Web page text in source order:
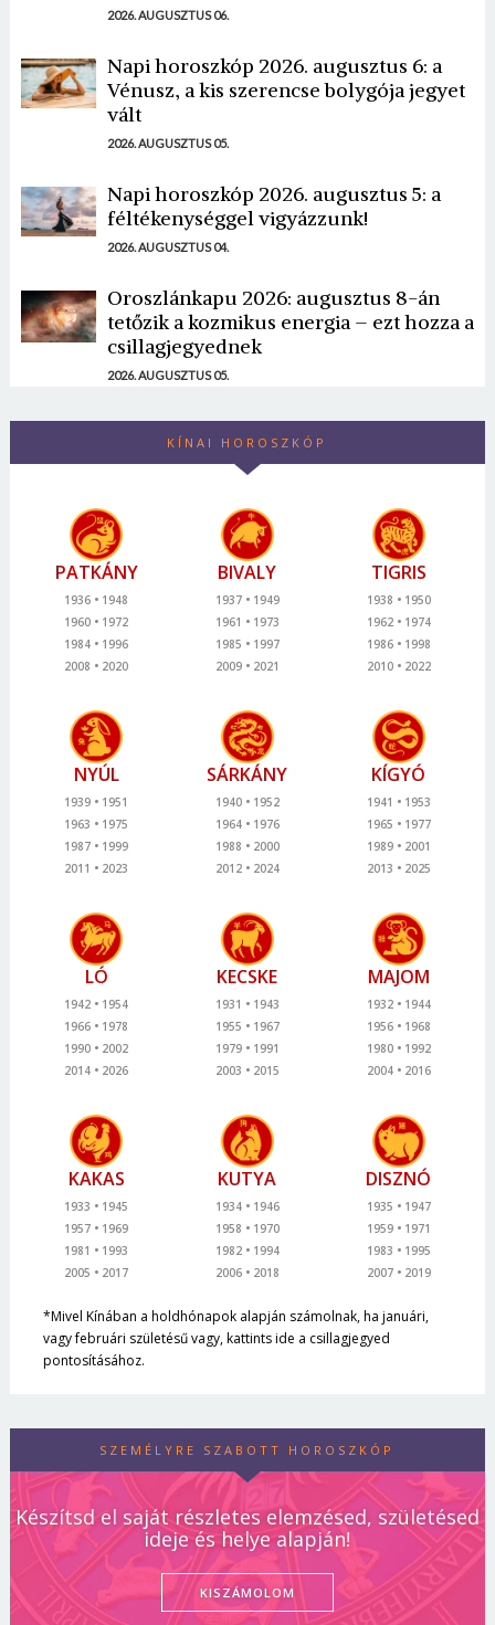
2026. AUGUSZTUS 06.
Napi horoszkóp 2026. augusztus 6: a
Vénusz, a kis szerencse bolygója jegyet
vált
2026. AUGUSZTUS 05.
Napi horoszkóp 2026. augusztus 5: a
féltékenységgel vigyázzunk!
2026. AUGUSZTUS 04.
Oroszlánkapu 2026: augusztus 8-án
tetőzik a kozmikus energia – ezt hozza a
csillagjegyednek
2026. AUGUSZTUS 05.
KÍNAI HOROSZKÓP
PATKÁNY
1936
1948
1960
1972
1984
1996
2008
2020
BIVALY
1937
1949
1961
1973
1985
1997
2009
2021
TIGRIS
1938
1950
1962
1974
1986
1998
2010
2022
NYÚL
1939
1951
1963
1975
1987
1999
2011
2023
SÁRKÁNY
1940
1952
1964
1976
1988
2000
2012
2024
KÍGYÓ
1941
1953
1965
1977
1989
2001
2013
2025
LÓ
1942
1954
1966
1978
1990
2002
2014
2026
KECSKE
1931
1943
1955
1967
1979
1991
2003
2015
MAJOM
1932
1944
1956
1968
1980
1992
2004
2016
KAKAS
1933
1945
1957
1969
1981
1993
2005
2017
KUTYA
1934
1946
1958
1970
1982
1994
2006
2018
DISZNÓ
1935
1947
1959
1971
1983
1995
2007
2019
*Mivel Kínában a holdhónapok alapján számolnak, ha januári,
vagy februári születésű vagy, kattints ide a csillagjegyed
pontosításához.
SZEMÉLYRE SZABOTT HOROSZKÓP
Készítsd el saját részletes elemzésed, születésed
ideje és helye alapján!
KISZÁMOLOM